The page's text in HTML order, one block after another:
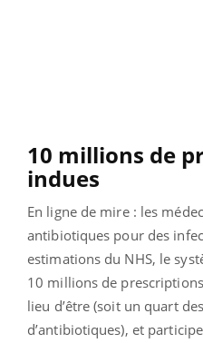
10 millions de
indues
En ligne de mire : les
antibiotiques pour des
estimations du NHS, le
10 millions de
lieu d’être (soit un quart
d’antibiotiques), et